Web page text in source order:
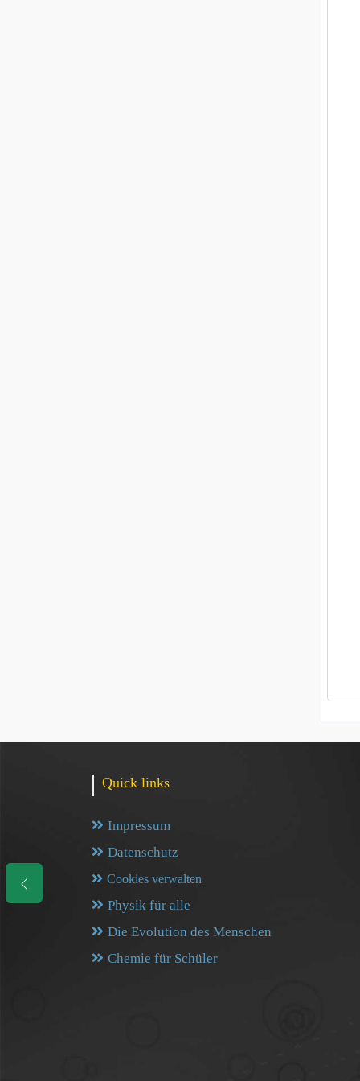
Quick links
Impressum
Datenschutz
Cookies verwalten
Physik für alle
Die Evolution des Menschen
Chemie für Schüler